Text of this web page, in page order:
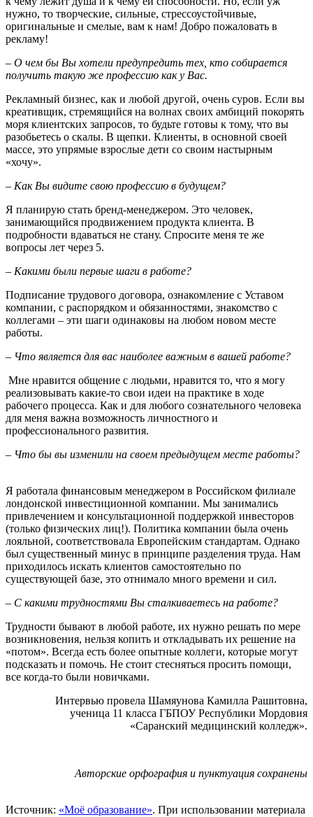
нужно, то творческие, сильные, стрессоустойчивые,
оригинальные и смелые, вам к нам! Добро пожаловать в
рекламу!
– О чем бы Вы хотели предупредить тех, кто собирается
получить такую же профессию как у Вас.
Рекламный бизнес, как и любой другой, очень суров. Если вы
креативщик, стремящийся на волнах своих амбиций покорять
моря клиентских запросов, то будьте готовы к тому, что вы
разобьетесь о скалы. В щепки. Клиенты, в основной своей
массе, это упрямые взрослые дети со своим настырным
«хочу».
– Как Вы видите свою профессию в будущем?
Я планирую стать бренд-менеджером. Это человек,
занимающийся продвижением продукта клиента. В
подробности вдаваться не стану. Спросите меня те же
вопросы лет через 5.
– Какими были первые шаги в работе?
Подписание трудового договора, ознакомление с Уставом
компании, с распорядком и обязанностями, знакомство с
коллегами – эти шаги одинаковы на любом новом месте
работы.
– Что является для вас наиболее важным в вашей работе?
Мне нравится общение с людьми, нравится то, что я могу
реализовывать какие-то свои идеи на практике в ходе
рабочего процесса. Как и для любого сознательного человека
для меня важна возможность личностного и
профессионального развития.
– Что бы вы изменили на своем предыдущем месте работы?
Я работала финансовым менеджером в Российском филиале
лондонской инвестиционной компании. Мы занимались
привлечением и консультационной поддержкой инвесторов
(только физических лиц!). Политика компании была очень
лояльной, соответствовала Европейским стандартам. Однако
был существенный минус в принципе разделения труда. Нам
приходилось искать клиентов самостоятельно по
существующей базе, это отнимало много времени и сил.
– С какими трудностями Вы сталкиваетесь на работе?
Трудности бывают в любой работе, их нужно решать по мере
возникновения, нельзя копить и откладывать их решение на
«потом». Всегда есть более опытные коллеги, которые могут
подсказать и помочь. Не стоит стесняться просить помощи,
все когда-то были новичками.
Интервью провела Шамяунова Камилла Рашитовна,
ученица 11 класса ГБПОУ Республики Мордовия
«Саранский медицинский колледж».
Авторские орфография и пунктуация сохранены
Источник: «Моё образование». При использовании материала